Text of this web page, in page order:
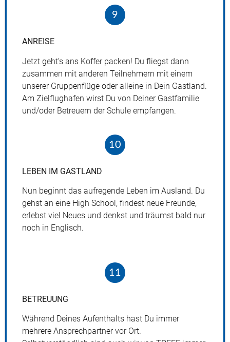
9
ANREISE
Jetzt geht’s ans Koffer packen! Du fliegst dann
zusammen mit anderen Teilnehmern mit einem
unserer Gruppenflüge oder alleine in Dein Gastland.
Am Zielflughafen wirst Du von Deiner Gastfamilie
und/oder Betreuern der Schule empfangen.
10
LEBEN IM GASTLAND
Nun beginnt das aufregende Leben im Ausland. Du
gehst an eine High School, findest neue Freunde,
erlebst viel Neues und denkst und träumst bald nur
noch in Englisch.
11
BETREUUNG
Während Deines Aufenthalts hast Du immer
mehrere Ansprechpartner vor Ort.